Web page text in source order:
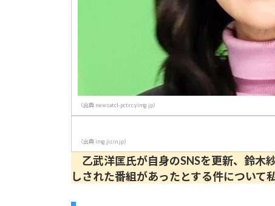
（出典 newsatcl-pctr.c.yimg.jp）
（出典 img.jisin.jp）
乙武洋匡氏が自身のSNSを更新、鈴木
しされた番組があったとする件について